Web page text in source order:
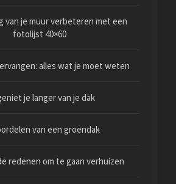
van je muur verbeteren met een
fotolijst 40×60
alles wat je moet weten
je langer van je dak
van een groendak
redenen om te gaan verhuizen